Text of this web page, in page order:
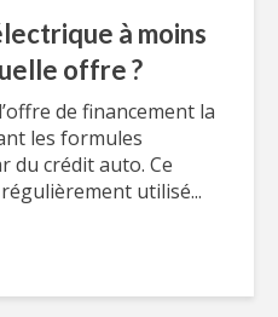
à moins
offre ?
de financement la
les formules
du crédit auto. Ce
utilisé...